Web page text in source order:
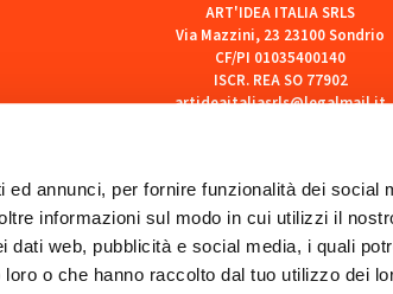
annunci, per fornire funzionalità dei social
informazioni sul modo in cui utilizzi il
web, pubblicità e social media, i quali
o che hanno raccolto dal tuo utilizzo dei
ART'IDEA ITALIA SRLS
Via Mazzini, 23 23100 Sondrio
CF/PI 01035400140
ISCR. REA SO 77902
artideaitaliasrls@legalmail.it